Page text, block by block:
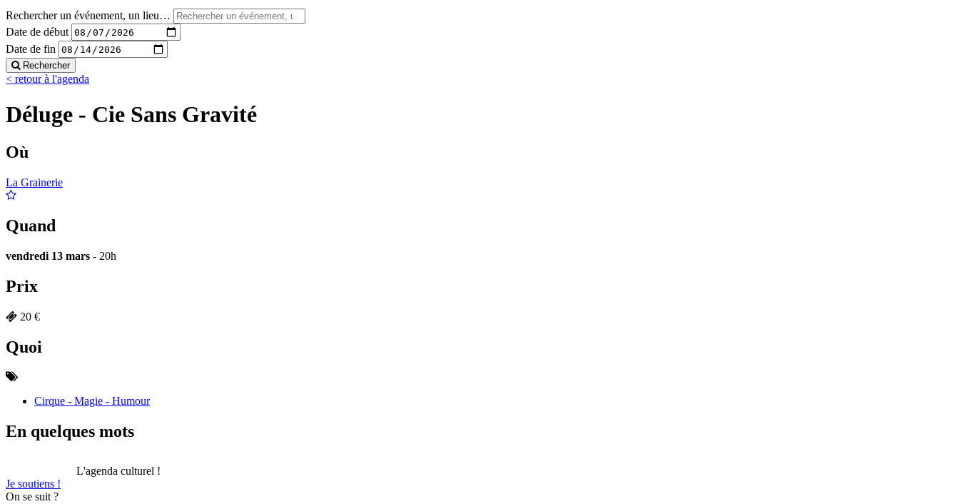
Rechercher un événement, un lieu…
Date de début
Date de fin
Rechercher
< retour à l'agenda
Déluge - Cie Sans Gravité
Où
La Grainerie
Quand
vendredi 13 mars - 20h
Prix
20 €
Quoi
Cirque - Magie - Humour
En quelques mots
L'agenda culturel !
Je soutiens !
On se suit ?